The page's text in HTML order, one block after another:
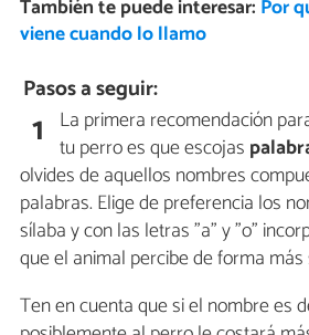
También te puede interesar: Por
viene cuando lo llamo
Pasos a seguir:
1 La primera recomendación
tu perro es que escojas
olvides de aquellos nombres
palabras. Elige de preferencia los
sílaba y con las letras "a" y "o"
que el animal percibe de forma más
Ten en cuenta que si el nombre es